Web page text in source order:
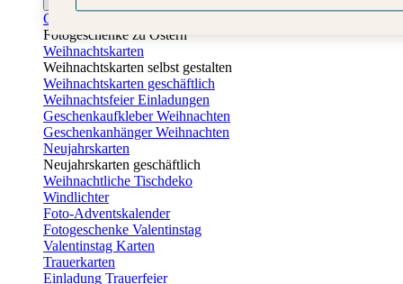
Osterkarten
Fotogeschenke zu Ostern
Weihnachtskarten
Weihnachtskarten selbst gestalten
Weihnachtskarten geschäftlich
Weihnachtsfeier Einladungen
Geschenkaufkleber Weihnachten
Geschenkanhänger Weihnachten
Neujahrskarten
Neujahrskarten geschäftlich
Weihnachtliche Tischdeko
Windlichter
Foto-Adventskalender
Fotogeschenke Valentinstag
Valentinstag Karten
Trauerkarten
Einladung Trauerfeier